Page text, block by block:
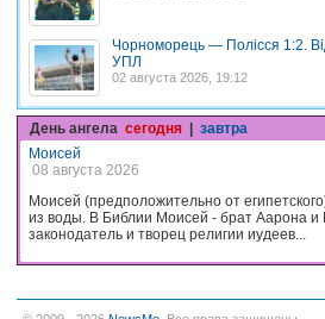
Чорноморець — Полісся 1:2.
УПЛ
02 августа 2026, 19:12
День ангела сегодня | завтра
Моисей
08 августа 2026
Моисей (предположительно от
из воды. В Библии Моисей - брат Аарона и
законодатель и творец религии иудеев...